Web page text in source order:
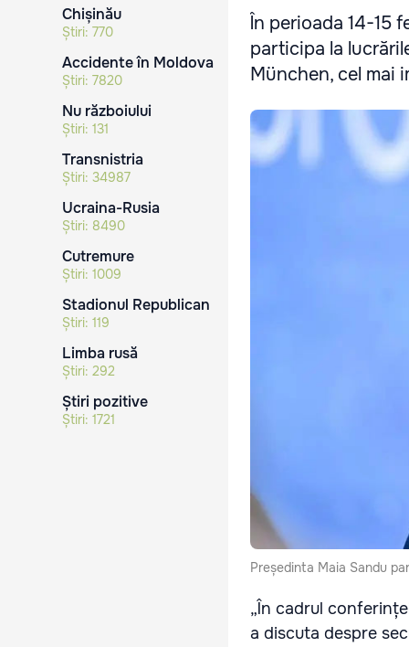
Chișinău
Știri: 770
Accidente în Moldova
Știri: 7820
Nu războiului
Știri: 131
Transnistria
Știri: 34987
Ucraina-Rusia
Știri: 8490
Cutremure
Știri: 1009
Stadionul Republican
Știri: 119
Limba rusă
Știri: 292
Știri pozitive
Știri: 1721
În perioada 14-15
participa la
München, cel mai
Președinta Maia Sandu
„În cadrul
a discuta despre